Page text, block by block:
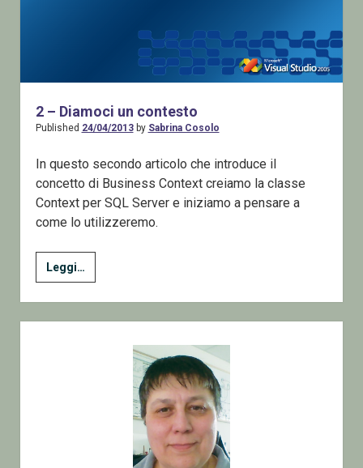
2 – Diamoci un contesto
Published 24/04/2013by Sabrina Cosolo
In questo secondo articolo che introduce il
concetto di Business Context creiamo la classe
Context per SQL Server e iniziamo a pensare a
come lo utilizzeremo.
Leggi…2
–
Diamoci
un